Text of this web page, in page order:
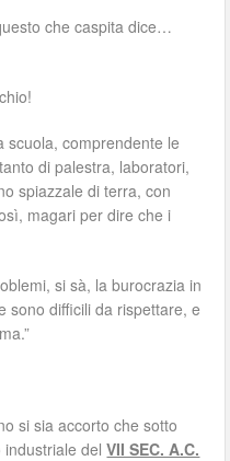
che caspita dice…
scuola, comprendente le
di palestra, laboratori,
spiazzale di terra, con
magari per dire che i
si sà, la burocrazia in
sono difficili da rispettare, e
si sia accorto che sotto
industriale delVII SEC. A.C.